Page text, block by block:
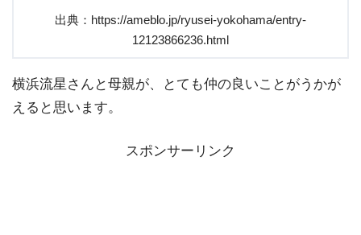
出典：https://ameblo.jp/ryusei-yokohama/entry-
12123866236.html
横浜流星さんと母親が、とても仲の良いことがうかが
えると思います。
スポンサーリンク